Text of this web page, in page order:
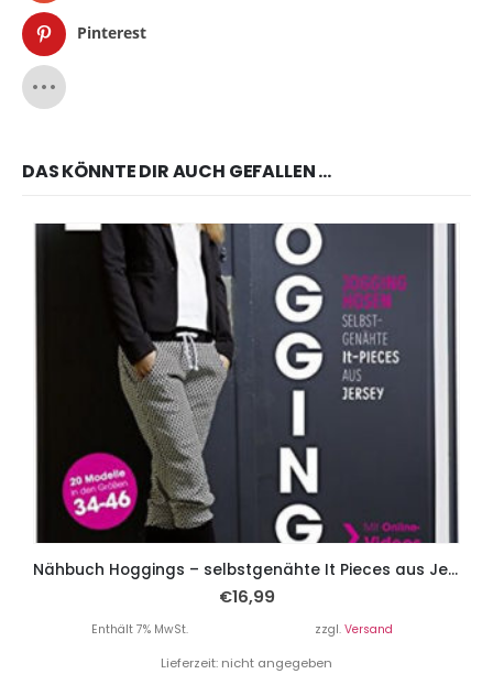
Pinterest
DAS KÖNNTE DIR AUCH GEFALLEN …
Nähbuch Hoggings – selbstgenähte It Pieces aus Jersey.
€16,99
Enthält 7% MwSt. zzgl. Versand
Lieferzeit: nicht angegeben